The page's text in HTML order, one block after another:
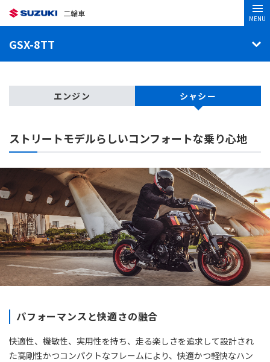
二輪車
MENU
GSX-8TT
エンジン シャシー
ストリートモデルらしいコンフォートな乗り心地
パフォーマンスと快適さの融合
快適性、機敏性、実用性を持ち、走る楽しさを追求して設計され
た高剛性かつコンパクトなフレームにより、快適かつ軽快なハン